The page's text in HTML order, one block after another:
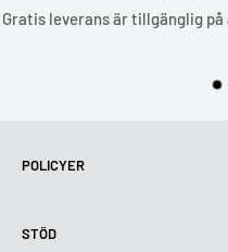
Gratis leverans är tillgänglig
POLICYER
Användning av cookies (GDPR)
STÖD